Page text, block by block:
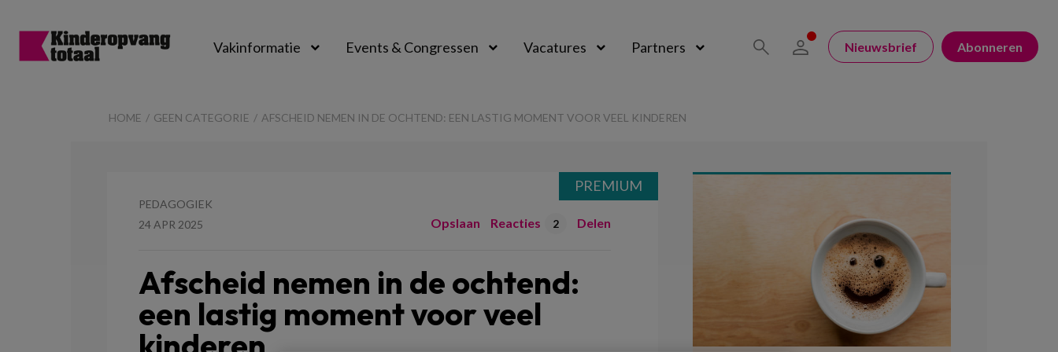
Vakinformatie Events & Congressen Vacatures Partners Nieuwsbrief Abonneren
HOME GEEN CATEGORIE AFSCHEID NEMEN IN DE OCHTEND: EEN LASTIG MOMENT VOOR VEEL KINDEREN
PEDAGOGIEK
24 APR 2025
Opslaan Reacties 2 Delen
Afscheid nemen in de ochtend:
een lastig moment voor veel
PREMIUM